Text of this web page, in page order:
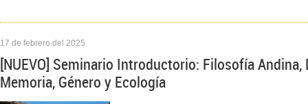
17 de febrero del 2025
[NUEVO] Seminario Introductorio: Filosofía
Memoria, Género y Ecología